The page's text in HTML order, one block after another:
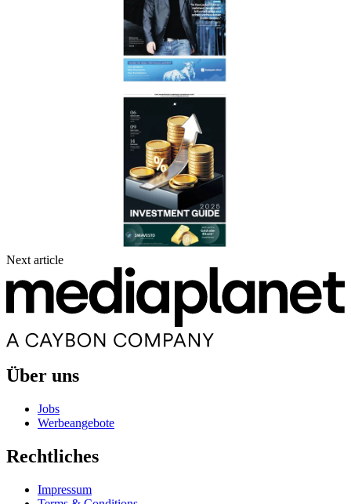
Next article
Über uns
Jobs
Werbeangebote
Rechtliches
Impressum